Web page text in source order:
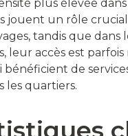
plus élevée dans
jouent un rôle
tandis que dans
leur accès est
bénéficient de
les quartiers.